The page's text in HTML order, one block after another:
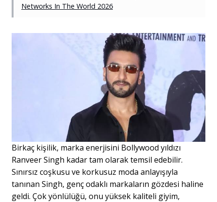
Networks In The World 2026
Birkaç kişilik, marka enerjisini Bollywood yıldızı
Ranveer Singh kadar tam olarak temsil edebilir.
Sınırsız coşkusu ve korkusuz moda anlayışıyla
tanınan Singh, genç odaklı markaların gözdesi haline
geldi. Çok yönlülüğü, onu yüksek kaliteli giyim,